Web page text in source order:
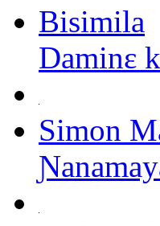
Bisimila
Daminɛ
Simon